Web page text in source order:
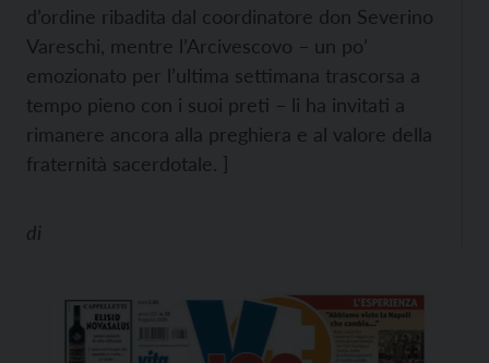
d’ordine ribadita dal coordinatore don Severino
Vareschi, mentre l’Arcivescovo – un po’
emozionato per l’ultima settimana trascorsa a
tempo pieno con i suoi preti – li ha invitati a
rimanere ancora alla preghiera e al valore della
fraternità sacerdotale. ]
di